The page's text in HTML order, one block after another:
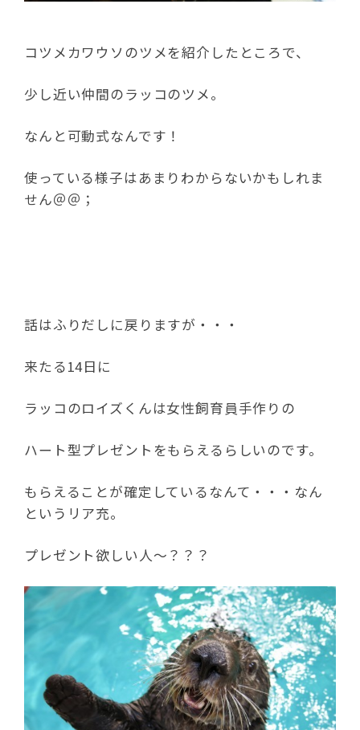
コツメカワウソのツメを紹介したところで、
少し近い仲間のラッコのツメ。
なんと可動式なんです！
使っている様子はあまりわからないかもしれま
せん＠＠；
話はふりだしに戻りますが・・・
来たる14日に
ラッコのロイズくんは女性飼育員手作りの
ハート型プレゼントをもらえるらしいのです。
もらえることが確定しているなんて・・・なん
というリア充。
プレゼント欲しい人～？？？